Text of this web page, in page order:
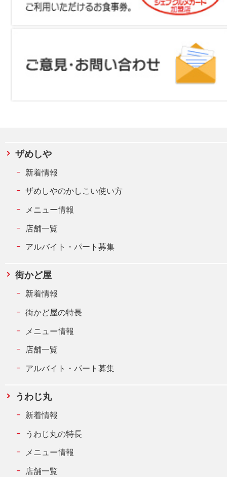
ザめしや
新着情報
ザめしやのかしこい使い方
メニュー情報
店舗一覧
アルバイト・パート募集
街かど屋
新着情報
街かど屋の特長
メニュー情報
店舗一覧
アルバイト・パート募集
うわじ丸
新着情報
うわじ丸の特長
メニュー情報
店舗一覧